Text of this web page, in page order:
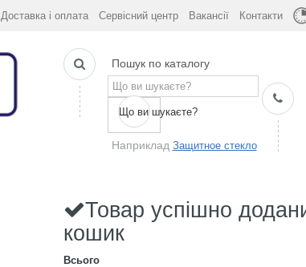
Доставка і оплата Сервісний центр Вакансії Контакти
Пошук по каталогу
Що ви шукаєте?
Наприклад Защитное стекло
Товар успішно
кошик
Всього